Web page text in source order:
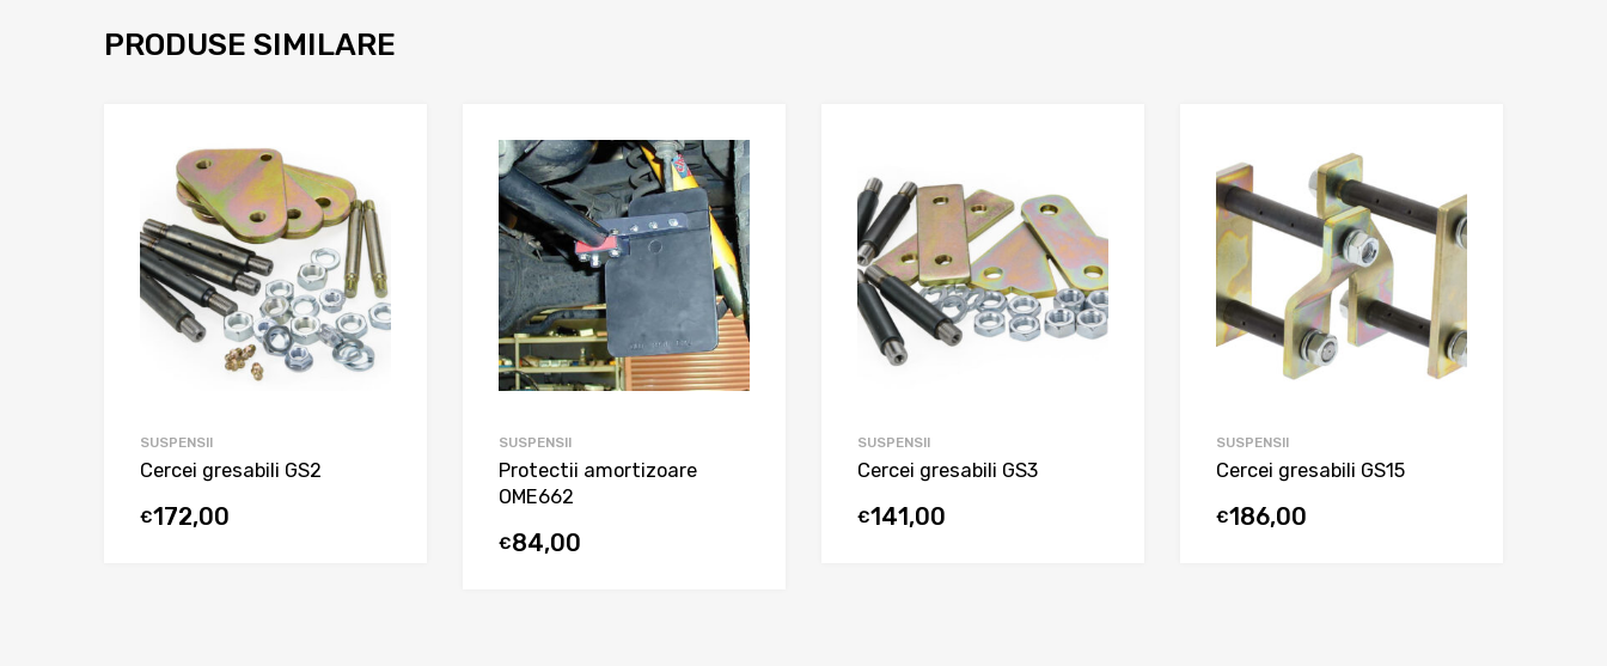
PRODUSE SIMILARE
SUSPENSII
Cercei gresabili GS2
€172,00
SUSPENSII
Protectii amortizoare
OME662
€84,00
SUSPENSII
Cercei gresabili GS3
€141,00
SUSPENSII
Cercei gresabili GS15
€186,00